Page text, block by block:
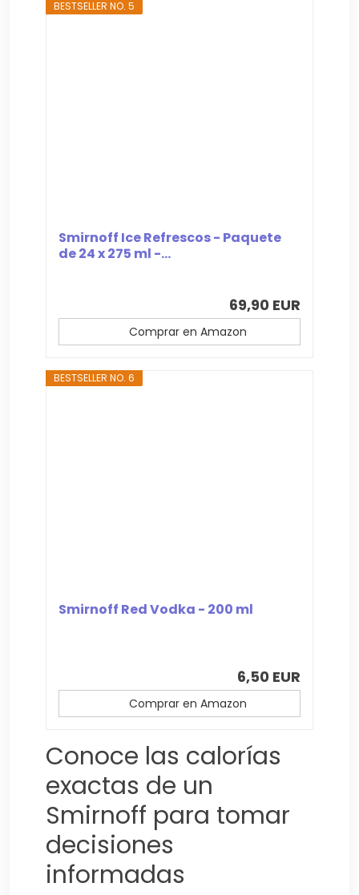
BESTSELLER NO. 5
Smirnoff Ice Refrescos - Paquete
de 24 x 275 ml -...
69,90 EUR
Comprar en Amazon
BESTSELLER NO. 6
Smirnoff Red Vodka - 200 ml
6,50 EUR
Comprar en Amazon
Conoce las calorías
exactas de un
Smirnoff para tomar
decisiones
informadas